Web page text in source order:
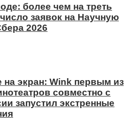
более чем на треть
заявок на Научную
2026
на экран: Wink первым из
совместно с
запустил экстренные